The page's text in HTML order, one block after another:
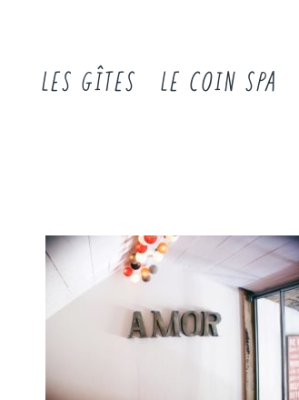
LES GÎTES LE COIN SPA